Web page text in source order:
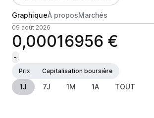
GraphiqueÀ proposMarchés
09 août 2026
0,00016956 €
-
Prix
Capitalisation boursière
1J 7J 1M 1A TOUT